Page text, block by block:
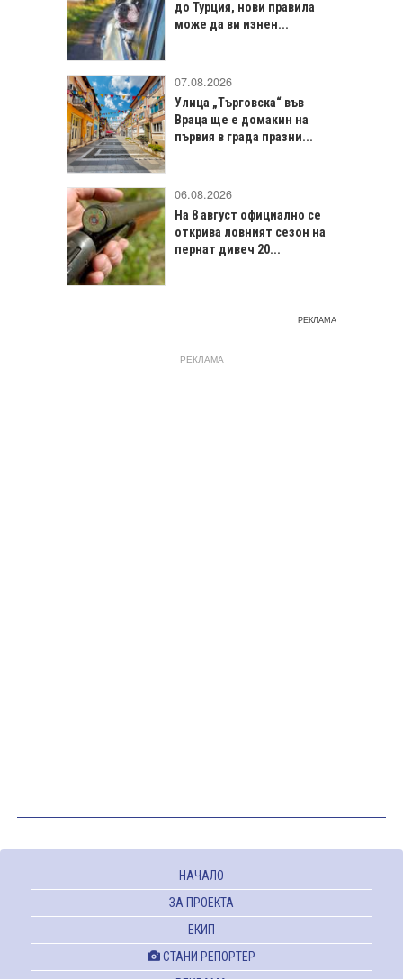
до Турция, нови правила
може да ви изнен...
07.08.2026
Улица „Търговска“ във
Враца щe е домакин на
първия в града празни...
06.08.2026
На 8 август официално се
открива ловният сезон на
пернат дивеч 20...
РЕКЛАМА
РЕКЛАМА
НАЧАЛО
ЗА ПРОЕКТА
ЕКИП
СТАНИ РЕПОРТЕР